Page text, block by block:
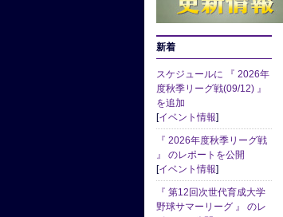
新着
スケジュールに 『 2026年
度秋季リーグ戦(09/12) 』
を追加
[イベント情報]
『 2026年度秋季リーグ戦
』 のレポートを公開
[イベント情報]
『 第12回次世代育成大学
野球サマーリーグ 』 のレ